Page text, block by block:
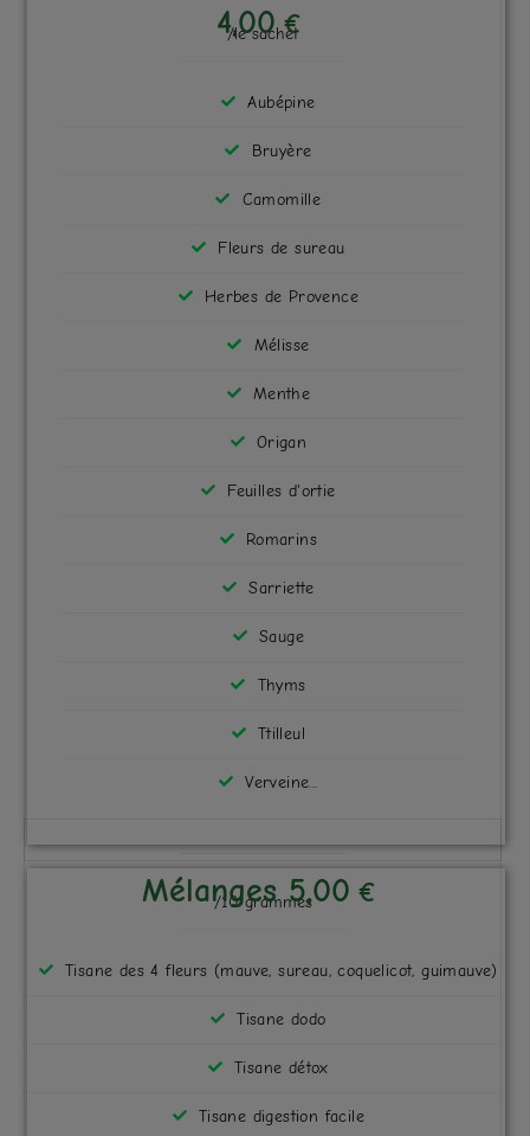
4,00 €
/le sachet
Aubépine
Bruyère
Camomille
Fleurs de sureau
Herbes de Provence
Mélisse
Menthe
Origan
Feuilles d'ortie
Romarins
Sarriette
Sauge
Thyms
Ttilleul
Verveine...
Mélanges 5,00 €
/10 grammes
Tisane des 4 fleurs (mauve, sureau, coquelicot, guimauve)
Tisane dodo
Tisane détox
Tisane digestion facile